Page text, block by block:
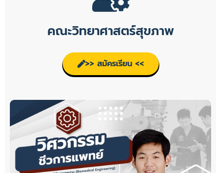
คณะวิทยาศาสตร์สุขภาพ
>> สมัครเรียน <<